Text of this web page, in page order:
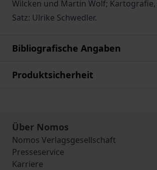
Wilcken und Martin Wolf;
Satz: Ulrike Schwedler.
Bibliografische Angaben
Produktsicherheit
Über Nomos
Nomos Verlagsgesellschaft
Presseservice
Karriere